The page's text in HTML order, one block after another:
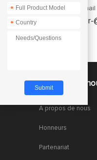
Enquiry Email
service-
À propos de
À propos de nous
Honneurs
Partenariat
*
*